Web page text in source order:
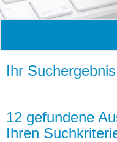
Ihr Suchergebnis
12 gefundene
Ihren